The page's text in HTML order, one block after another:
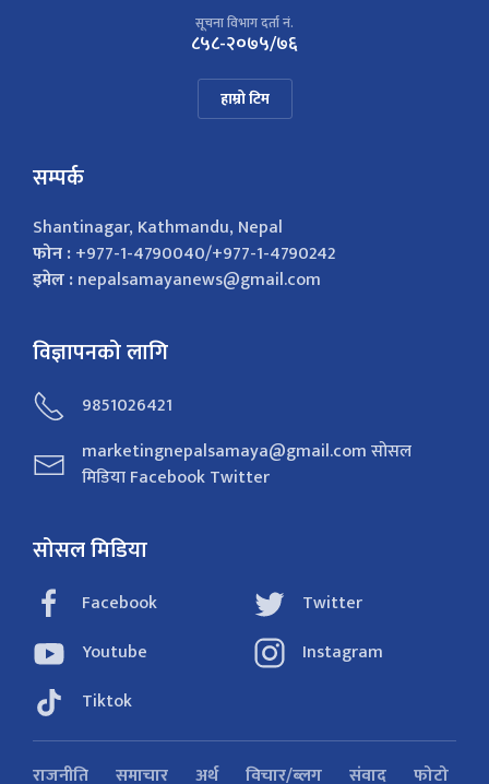
सूचना विभाग दर्ता नं.
८५८-२०७५/७६
हाम्रो टिम
सम्पर्क
Shantinagar, Kathmandu, Nepal
फोन :+977-1-4790040/+977-1-4790242
इमेल :nepalsamayanews@gmail.com
विज्ञापनको लागि
9851026421
marketingnepalsamaya@gmail.com सोसल
मिडिया Facebook Twitter
सोसल मिडिया
Facebook
Twitter
Youtube
Instagram
Tiktok
राजनीति समाचार अर्थ विचार/ब्लग संवाद फोटो